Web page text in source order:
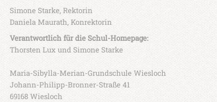
Simone Starke, Rektorin
Daniela Maurath, Konrektorin
Verantwortlich für die Schul-Homepage:
Thorsten Lux und Simone Starke
Maria-Sibylla-Merian-Grundschule Wiesloch
Johann-Philipp-Bronner-Straße 41
69168 Wiesloch